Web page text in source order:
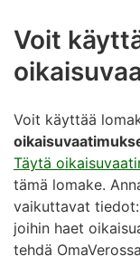
Voit
Voit käyttää
Täytä
tämä lomake.
vaikuttavat
joihin haet
tehdä